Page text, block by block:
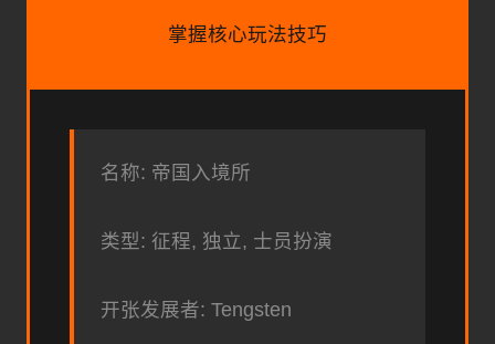
掌握核心玩法技巧
名称: 帝国入境所
类型: 征程, 独立, 士员扮演
开张发展者: Tengsten